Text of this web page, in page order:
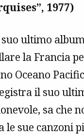
1977)
ultimo
la Francia
Oceano
il suo
sa che
le sue canzoni